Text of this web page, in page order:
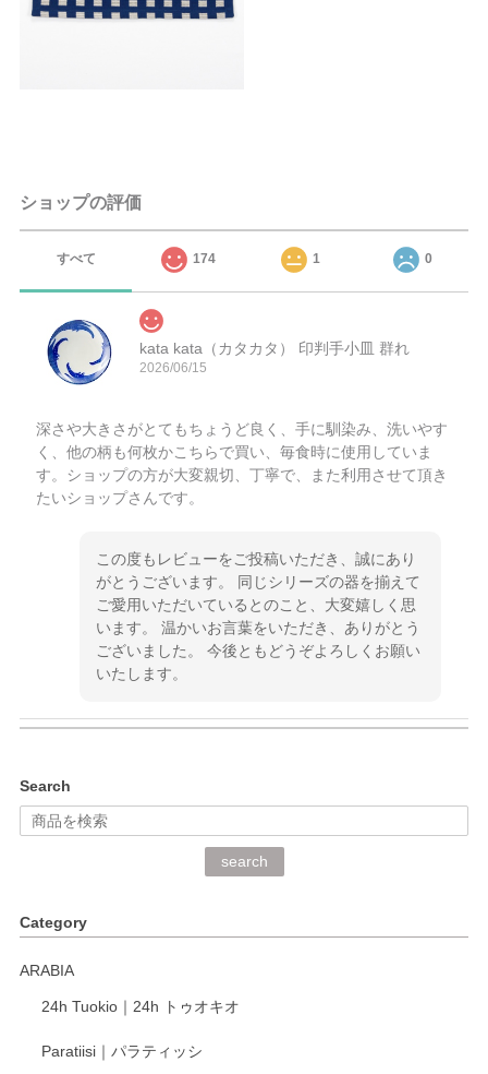
ショップの評価
すべて 174 1 0
kata kata（カタカタ） 印判手小皿 群れ
2026/06/15
深さや大きさがとてもちょうど良く、手に馴染み、洗いやす
く、他の柄も何枚かこちらで買い、毎食時に使用していま
す。ショップの方が大変親切、丁寧で、また利用させて頂き
たいショップさんです。
この度もレビューをご投稿いただき、誠にあり
がとうございます。 同じシリーズの器を揃えて
ご愛用いただいているとのこと、大変嬉しく思
います。 温かいお言葉をいただき、ありがとう
ございました。 今後ともどうぞよろしくお願い
いたします。
深さや大きさがとてもちょうど良く、手に馴染み、洗いやす
く、他の柄も何枚かこちらで買い、毎食時に使用していま
く交換して下さいました。
がとうございます。 同じシリーズの器を揃えて
います。 温かいお言葉をいただき、ありがとう
Search
search
Category
ARABIA
24h Tuokio｜24h トゥオキオ
Paratiisi｜パラティッシ